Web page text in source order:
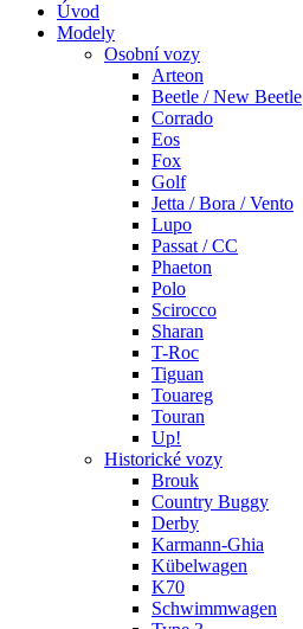
Úvod
Modely
Osobní vozy
Arteon
Beetle / New Beetle
Corrado
Eos
Fox
Golf
Jetta / Bora / Vento
Lupo
Passat / CC
Phaeton
Polo
Scirocco
Sharan
T-Roc
Tiguan
Touareg
Touran
Up!
Historické vozy
Brouk
Country Buggy
Derby
Karmann-Ghia
Kübelwagen
K70
Schwimmwagen